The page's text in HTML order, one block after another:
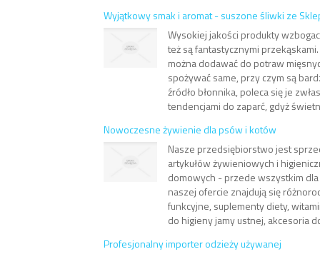
Wyjątkowy smak i aromat - suszone śliwki ze
Wysokiej jakości produkty
też są fantastycznymi
można dodawać do potraw
spożywać same, przy czym są
źródło błonnika, poleca się je
tendencjami do zaparć, gdyż
Nowoczesne żywienie dla psów i kotów
Nasze przedsiębiorstwo jest
artykułów żywieniowych i
domowych - przede wszystkim
naszej ofercie znajdują się
funkcyjne, suplementy diety,
do higieny jamy ustnej, akcesoria
Profesjonalny importer odzieży używanej